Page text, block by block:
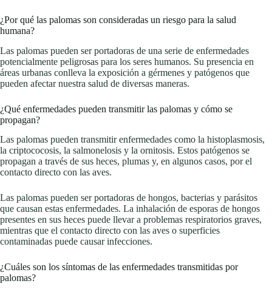
¿Por qué las palomas son consideradas un riesgo para la salud
humana?
Las palomas pueden ser portadoras de una serie de enfermedades
potencialmente peligrosas para los seres humanos. Su presencia en
áreas urbanas conlleva la exposición a gérmenes y patógenos que
pueden afectar nuestra salud de diversas maneras.
¿Qué enfermedades pueden transmitir las palomas y cómo se
propagan?
Las palomas pueden transmitir enfermedades como la histoplasmosis,
la criptococosis, la salmonelosis y la ornitosis. Estos patógenos se
propagan a través de sus heces, plumas y, en algunos casos, por el
contacto directo con las aves.
Las palomas pueden ser portadoras de hongos, bacterias y parásitos
que causan estas enfermedades. La inhalación de esporas de hongos
presentes en sus heces puede llevar a problemas respiratorios graves,
mientras que el contacto directo con las aves o superficies
contaminadas puede causar infecciones.
¿Cuáles son los síntomas de las enfermedades transmitidas por
palomas?